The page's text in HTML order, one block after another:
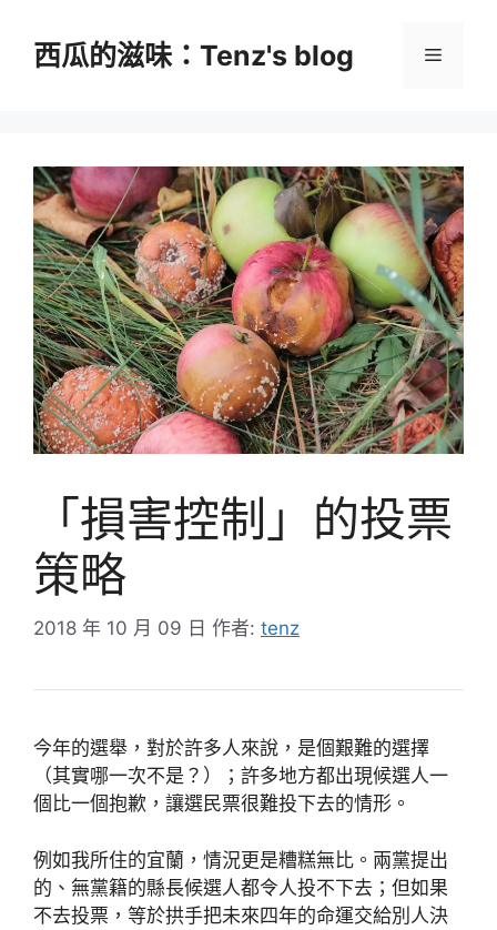
西瓜的滋味：Tenz's blog 選
「損害控制」的投票
策略
2018 年 10 月 09 日 作者: tenz
今年的選舉，對於許多人來說，是個艱難的選擇
（其實哪一次不是？）；許多地方都出現候選人一
個比一個抱歉，讓選民票很難投下去的情形。
例如我所住的宜蘭，情況更是糟糕無比。兩黨提出
的、無黨籍的縣長候選人都令人投不下去；但如果
不去投票，等於拱手把未來四年的命運交給別人決